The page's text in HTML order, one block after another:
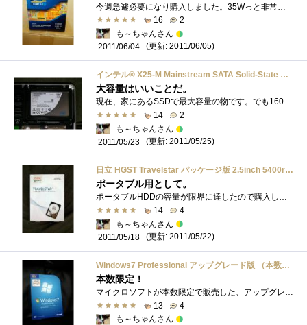
16
2
も～ちゃんさん
2011/06/04
(更新: 2011/06/05)
インテル® X25-M Mainstream SATA Solid-State Drive G2 160GB SSDSA2MH160G2C1
大容量はいいことだ。
現在、家にあるSSDで最大容量の物です。でも160GBでもノートにはちょっと厳しい容量です。。。最低でも300GBないと、安心できませんね。さらにMac�...
14
2
も～ちゃんさん
2011/05/23
(更新: 2011/05/25)
日立 HGST Travelstar パッケージ版 2.5inch 5400rpm 750GB 8MB SATA3.0Gbs 0S03085
ポータブル用として。
ポータブルHDDの容量が限界に達したので購入して参りました。750GBもあればポータブルHDDとして当分の間大丈夫ですね〜しかし2.5インチで750GBもの�...
14
4
も～ちゃんさん
2011/05/18
(更新: 2011/05/22)
Windows7 Professional アップグレード版 （本数限定優待価格）
本数限定！
マイクロソフトが本数限定で販売した、アップグレード版です。販売開始直後に、どのショップも速攻で販売本数に達した曰く付きのパッケージ�...
13
4
も～ちゃんさん